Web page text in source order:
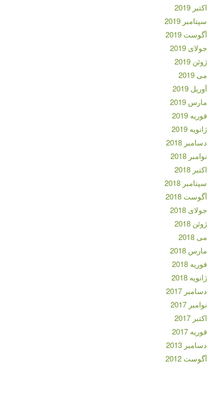
اکتبر 2019
سپتامبر 2019
آگوست 2019
جولای 2019
ژوئن 2019
می 2019
آوریل 2019
مارس 2019
فوریه 2019
ژانویه 2019
دسامبر 2018
نوامبر 2018
اکتبر 2018
سپتامبر 2018
آگوست 2018
جولای 2018
ژوئن 2018
می 2018
مارس 2018
فوریه 2018
ژانویه 2018
دسامبر 2017
نوامبر 2017
اکتبر 2017
فوریه 2017
دسامبر 2013
آگوست 2012